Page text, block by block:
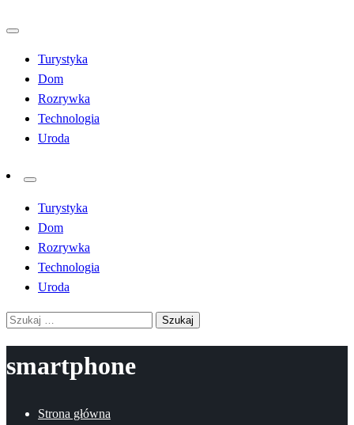
Przejdź
treści
Turystyka
Dom
Rozrywka
Technologia
Uroda
Turystyka
Dom
Rozrywka
Technologia
Uroda
Szukaj:
smartphone
Strona główna